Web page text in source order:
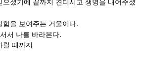
으셨기에 끝까지 견디시고 생명을 내어주셨
함을 보여주는 거울이다.
서 나를 바라본다.
때까지